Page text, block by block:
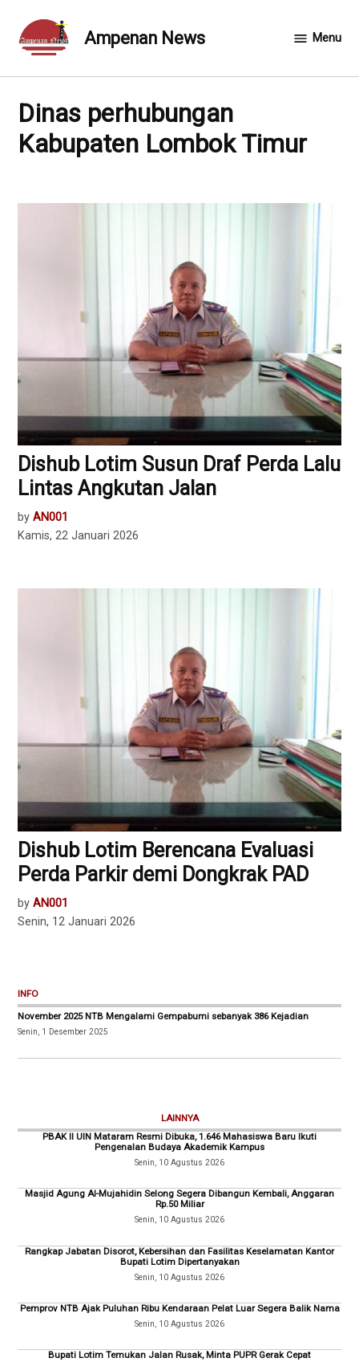
content
Ampenan News Menu
Dinas perhubungan
Kabupaten Lombok Timur
Dishub Lotim Susun Draf Perda Lalu
Lintas Angkutan Jalan
by AN001
Kamis, 22 Januari 2026
Dishub Lotim Berencana Evaluasi
Perda Parkir demi Dongkrak PAD
by AN001
Senin, 12 Januari 2026
INFO
November 2025 NTB Mengalami Gempabumi sebanyak 386 Kejadian
Senin, 1 Desember 2025
LAINNYA
PBAK II UIN Mataram Resmi Dibuka, 1.646 Mahasiswa Baru Ikuti
Pengenalan Budaya Akademik Kampus
Senin, 10 Agustus 2026
Masjid Agung Al-Mujahidin Selong Segera Dibangun Kembali, Anggaran
Rp.50 Miliar
Senin, 10 Agustus 2026
Rangkap Jabatan Disorot, Kebersihan dan Fasilitas Keselamatan Kantor
Bupati Lotim Dipertanyakan
Senin, 10 Agustus 2026
Pemprov NTB Ajak Puluhan Ribu Kendaraan Pelat Luar Segera Balik Nama
Senin, 10 Agustus 2026
Bupati Lotim Temukan Jalan Rusak, Minta PUPR Gerak Cepat